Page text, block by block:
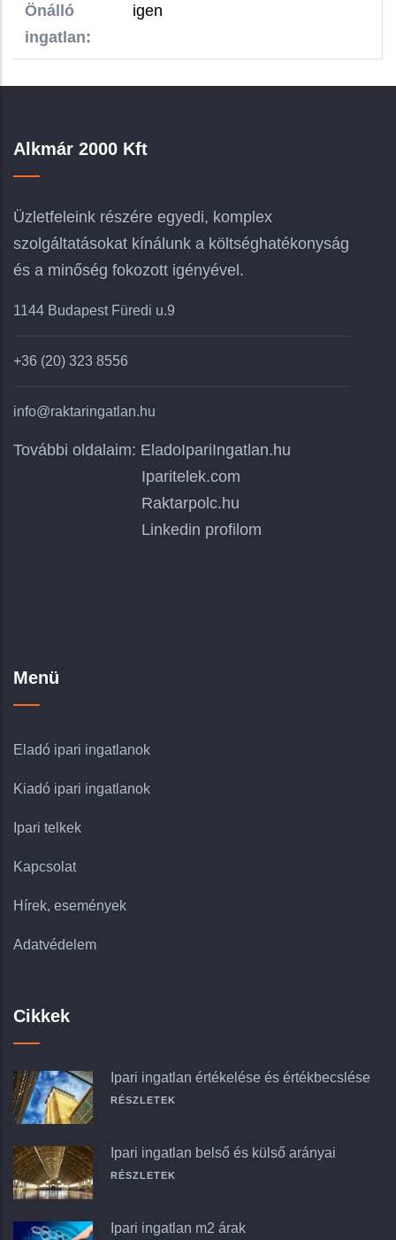
Önálló
ingatlan:
igen
Alkmár 2000 Kft
Üzletfeleink részére egyedi, komplex
szolgáltatásokat kínálunk a költséghatékonyság
és a minőség fokozott igényével.
1144 Budapest Füredi u.9
+36 (20) 323 8556
info@raktaringatlan.hu
További oldalaim: EladoIpariIngatlan.hu
Iparitelek.com
Raktarpolc.hu
Linkedin profilom
Menü
Eladó ipari ingatlanok
Kiadó ipari ingatlanok
Ipari telkek
Kapcsolat
Hírek, események
Adatvédelem
Cikkek
Ipari ingatlan értékelése és értékbecslése
RÉSZLETEK
Ipari ingatlan belső és külső arányai
RÉSZLETEK
Ipari ingatlan m2 árak